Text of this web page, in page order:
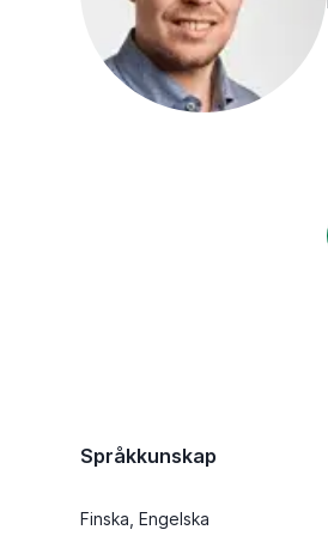
Språkkunskap
Finska, Engelska